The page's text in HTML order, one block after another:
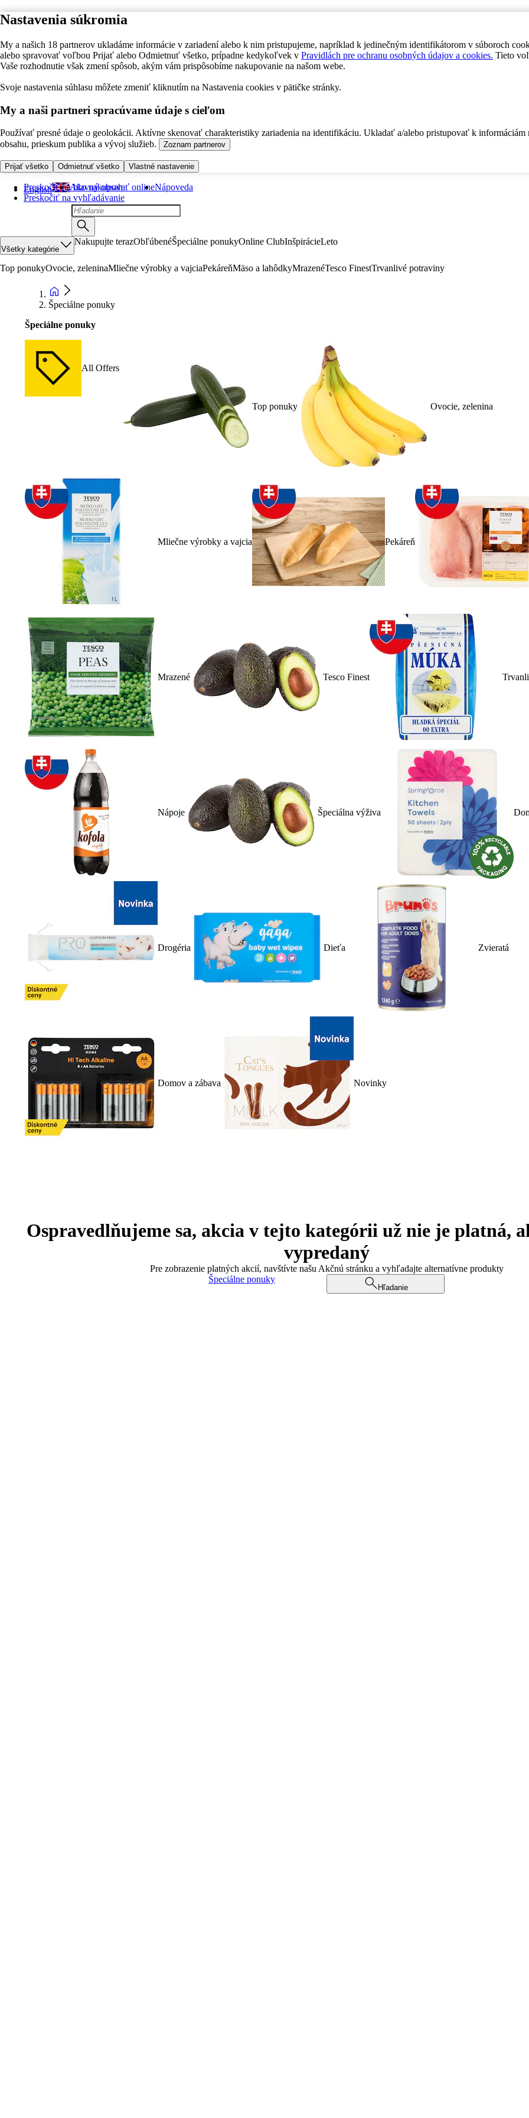
Nastavenia súkromia
My a našich 18 partnerov ukladáme informácie v zariadení alebo k nim pristupujeme, napríklad k jedinečným identifikátorom v súboroch
alebo spravovať voľbou Prijať alebo Odmietnuť všetko, prípadne kedykoľvek v Pravidlách pre ochranu osobných údajov a cookies. Tieto
Vaše rozhodnutie však zmení spôsob, akým vám prispôsobíme nakupovanie na našom webe.
Svoje nastavenia súhlasu môžete zmeniť kliknutím na Nastavenia cookies v pätičke stránky.
My a naši partneri spracúvame údaje s cieľom
Používať presné údaje o geolokácii. Aktívne skenovať charakteristiky zariadenia na identifikáciu. Ukladať a/alebo pristupovať k informáciám
obsahu, prieskum publika a vývoj služieb.
Zoznam partnerov
Prijať všetko Odmietnuť všetko Vlastné nastavenie
Preskočiť na hlavný obsah
Preskočiť na vyhľadávanie
English Ako nakupovať onlineNápoveda
Všetky kategórie
Nakupujte terazObľúbenéŠpeciálne ponukyOnline ClubInšpirácieLeto
Top ponukyOvocie, zeleninaMliečne výrobky a vajciaPekáreňMäso a lahôdkyMrazenéTesco FinestTrvanlivé potraviny
Špeciálne ponuky
Špeciálne ponuky
All Offers
Top ponuky Ovocie, zelenina
Mliečne výrobky a vajcia Pekáreň
Mrazené Tesco Finest
Nápoje Špeciálna výživa
Drogéria Dieťa Zvieratá
Domov a zábava Novinky
Ospravedlňujeme sa, akcia v tejto kategórii už nie je platná,
vypredaný
Pre zobrazenie platných akcií, navštívte našu Akčnú stránku a vyhľadajte alternatívne produkty
Špeciálne ponuky
Hľadanie